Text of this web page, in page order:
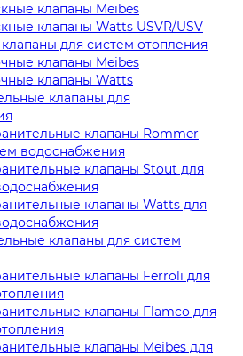
клапаны Meibes
клапаны Watts USVR/USV
для систем отопления
клапаны Meibes
клапаны Watts
клапаны для
клапаны Rommer
водоснабжения
клапаны Stout для
клапаны Watts для
клапаны для систем
клапаны Ferroli для
клапаны Flamco для
клапаны Meibes для